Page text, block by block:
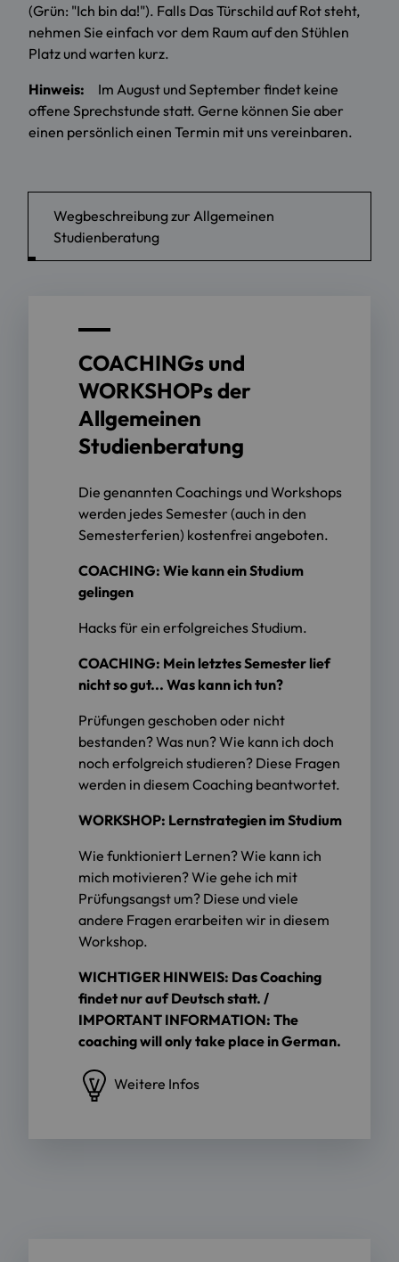
(Grün: "Ich bin da!"). Falls Das Türschild auf Rot steht,
nehmen Sie einfach vor dem Raum auf den Stühlen
Platz und warten kurz.
Hinweis: Im August und September findet keine
offene Sprechstunde statt. Gerne können Sie aber
einen persönlich einen Termin mit uns vereinbaren.
Wegbeschreibung zur Allgemeinen
Studienberatung
COACHINGs und
WORKSHOPs der
Allgemeinen
Studienberatung
Die genannten Coachings und Workshops
werden jedes Semester (auch in den
Semesterferien) kostenfrei angeboten.
COACHING: Wie kann ein Studium
gelingen
Hacks für ein erfolgreiches Studium.
COACHING: Mein letztes Semester lief
nicht so gut... Was kann ich tun?
Prüfungen geschoben oder nicht
bestanden? Was nun? Wie kann ich doch
noch erfolgreich studieren? Diese Fragen
werden in diesem Coaching beantwortet.
WORKSHOP: Lernstrategien im Studium
Wie funktioniert Lernen? Wie kann ich
mich motivieren? Wie gehe ich mit
Prüfungsangst um? Diese und viele
andere Fragen erarbeiten wir in diesem
Workshop.
WICHTIGER HINWEIS: Das Coaching
findet nur auf Deutsch statt. /
IMPORTANT INFORMATION: The
coaching will only take place in German.
Weitere Infos